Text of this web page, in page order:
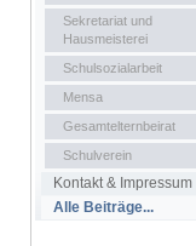
Sekretariat und
Hausmeisterei
Schulsozialarbeit
Mensa
Gesamtelternbeirat
Schulverein
Kontakt & Impressum
Alle Beiträge...